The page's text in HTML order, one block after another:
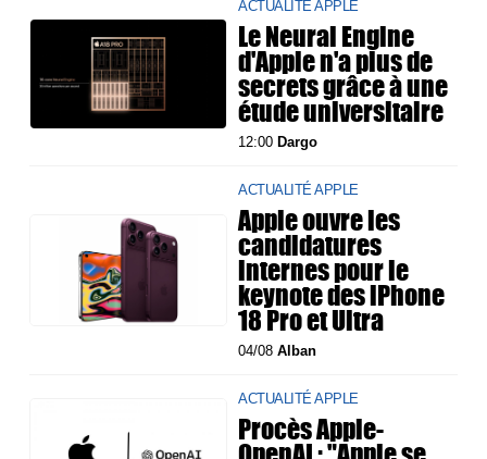
ACTUALITÉ APPLE
Le Neural Engine
d'Apple n'a plus de
secrets grâce à une
étude universitaire
12:00 Dargo
ACTUALITÉ APPLE
Apple ouvre les
candidatures
internes pour le
keynote des iPhone
18 Pro et Ultra
04/08Alban
ACTUALITÉ APPLE
Procès Apple-